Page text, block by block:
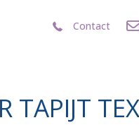
ContactContact
TAPIJT